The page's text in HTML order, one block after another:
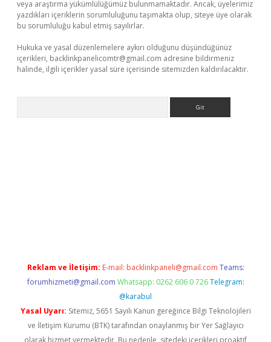
veya araştırma yükümlülüğümüz bulunmamaktadır. Ancak, üyelerimiz
yazdıkları içeriklerin sorumluluğunu taşımakta olup, siteye üye olarak
bu sorumluluğu kabul etmiş sayılırlar.
Hukuka ve yasal düzenlemelere aykırı olduğunu düşündüğünüz
içerikleri, backlinkpanelicomtr@gmail.com adresine bildirmeniz
halinde, ilgili içerikler yasal süre içerisinde sitemizden kaldırılacaktır.
Reklam ve İletişim: E-mail: backlinkpaneli@gmail.com Teams:
forumhizmeti@gmail.com Whatsapp: 0262 606 0 726 Telegram:
@karabul
Yasal Uyarı: Sitemiz, 5651 Sayılı Kanun gereğince Bilgi Teknolojileri
ve İletişim Kurumu (BTK) tarafından onaylanmış bir Yer Sağlayıcı
olarak hizmet vermektedir. Bu nedenle, sitedeki içerikleri proaktif